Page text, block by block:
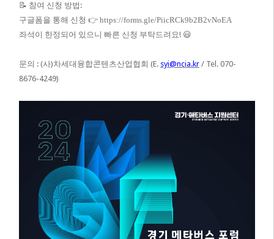
📝 참여 신청 방법 :
구글폼을 통해 신청 👉 https://forms.gle/PiicRCk9b2B2vNoEA
좌석이 한정되어 있으니 빠른 신청 부탁드려요! 😃
문의 : (사)차세대융합콘텐츠산업협회 (E. syi@ncia.kr / Tel. 070-
8676-4249)